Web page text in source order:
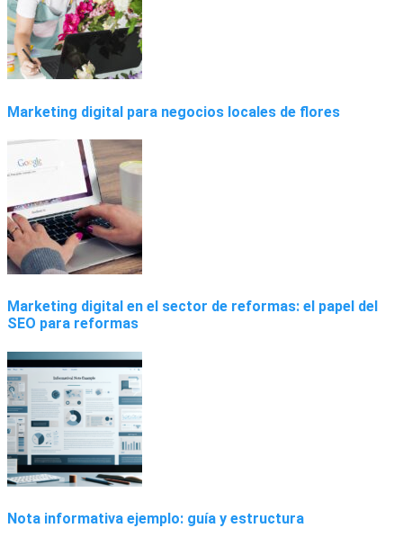
Marketing digital para negocios locales de flores
Marketing digital en el sector de reformas: el papel del
SEO para reformas
Nota informativa ejemplo: guía y estructura